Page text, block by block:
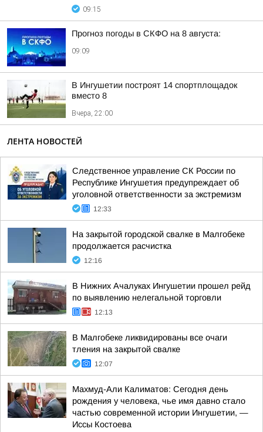
09:15
Прогноз погоды в СКФО на 8 августа:
09:09
В Ингушетии построят 14 спортплощадок
вместо 8
Вчера, 22:00
ЛЕНТА НОВОСТЕЙ
Следственное управление СК России по
Республике Ингушетия предупреждает об
уголовной ответственности за экстремизм
12:33
На закрытой городской свалке в Малгобеке
продолжается расчистка
12:16
В Нижних Ачалуках Ингушетии прошел рейд
по выявлению нелегальной торговли
12:13
В Малгобеке ликвидированы все очаги
тления на закрытой свалке
12:07
Махмуд-Али Калиматов: Сегодня день
рождения у человека, чье имя давно стало
частью современной истории Ингушетии, —
Иссы Костоева